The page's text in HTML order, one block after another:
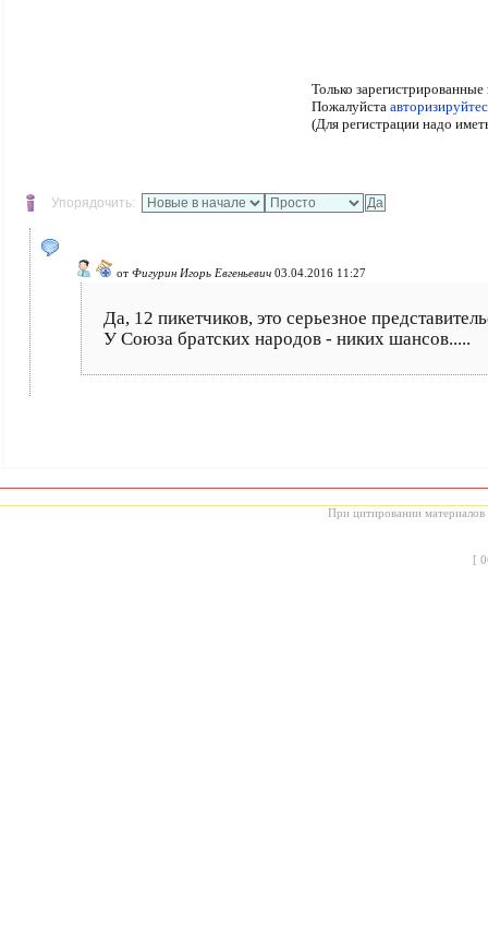
Только
Пожалуйста
(Для регистрации надо
Упорядочить:
от Фигурин Игорь Евгеньевич 03.04.2016 11:27
Да, 12 пикетчиков, это серьезное
У Союза братских народов - никих шансов.....
При цитировании материалов
[